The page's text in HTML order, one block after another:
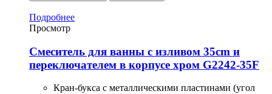
Подробнее
Просмотр
Смеситель для ванны с изливом 35cm и
переключателем в корпусе хром G2242-35F
Кран-букса с металлическими пластинами (угол